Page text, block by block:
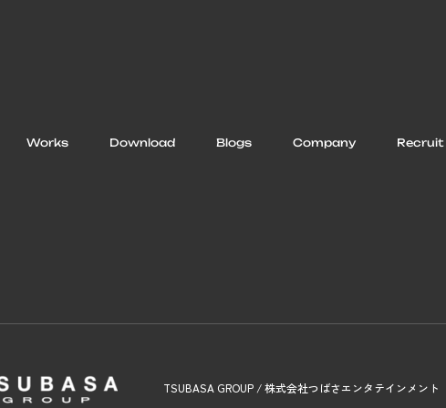
Works Download Blogs Company Recruit
TSUBASA GROUP / 株式会社つばさエンタテインメント